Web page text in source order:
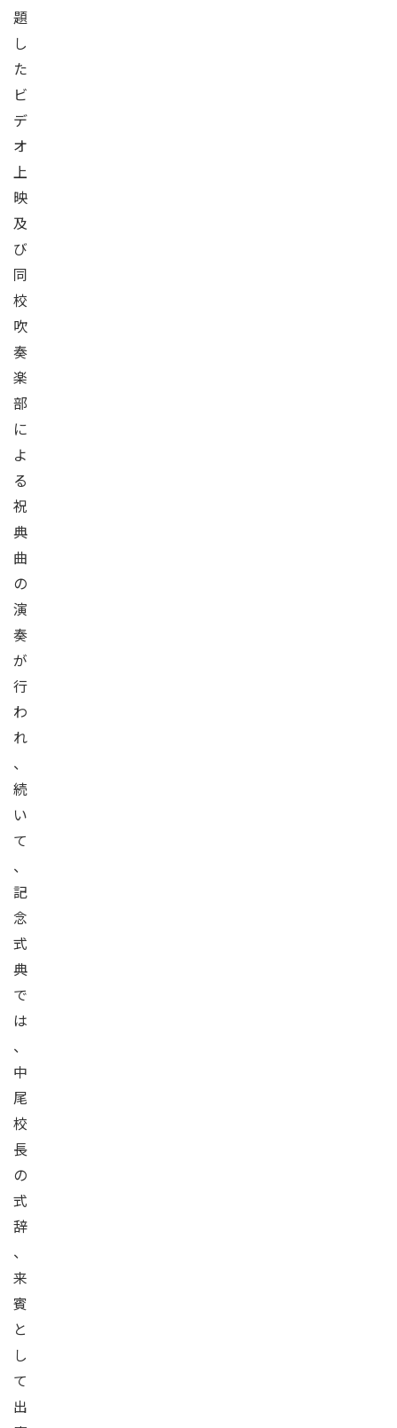
題
し
た
ビ
デ
オ
上
映
及
び
同
校
吹
奏
楽
部
に
よ
る
祝
典
曲
の
演
奏
が
行
わ
れ
、
続
い
て
、
記
念
式
典
で
は
、
中
尾
校
長
の
式
辞
、
来
賓
と
し
て
出